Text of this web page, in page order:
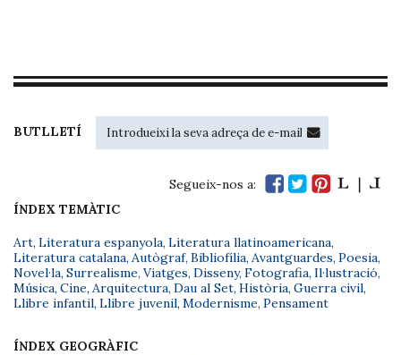
BUTLLETÍ
Segueix-nos a:
ÍNDEX TEMÀTIC
Art, Literatura espanyola, Literatura llatinoamericana,
Literatura catalana, Autògraf, Bibliofília, Avantguardes, Poesia,
Novel·la, Surrealisme, Viatges, Disseny, Fotografia, Il·lustració,
Música, Cine, Arquitectura, Dau al Set, Història, Guerra civil,
Llibre infantil, Llibre juvenil, Modernisme, Pensament
ÍNDEX GEOGRÀFIC